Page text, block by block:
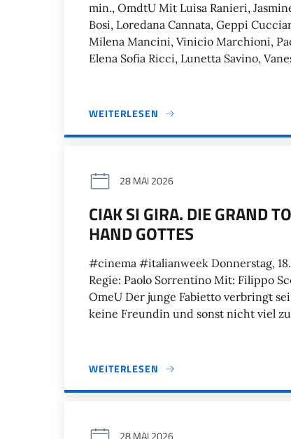
min., OmdtU Mit Luisa Ranieri,
Bosi, Loredana Cannata, Geppi
Milena Mancini, Vinicio Marchioni,
Elena Sofia Ricci, Lunetta Savino,
WEITERLESEN
28 MAI 2026
CIAK SI GIRA. DIE GRAND
HAND GOTTES
#cinema #italianweek Donnerstag,
Regie: Paolo Sorrentino Mit: Filippo
OmeU Der junge Fabietto verbringt
keine Freundin und sonst nicht viel
WEITERLESEN
28 MAI 2026